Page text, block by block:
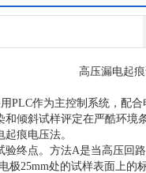
高压漏电起
PLC作为主控制系统，配
倾斜试样评定在严酷环
痕电压法。
验终点。方法A是当高压回
极25mm处的试样表面上的